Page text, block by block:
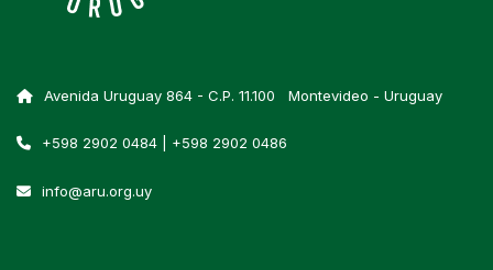
Avenida Uruguay 864 - C.P. 11.100 Montevideo - Uruguay
+598 2902 0484 | +598 2902 0486
info@aru.org.uy